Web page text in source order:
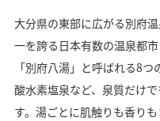
大分県の東部に広がる別府
一を誇る日本有数の温泉都
「別府八湯」と呼ばれる8
酸水素塩泉など、泉質だけ
す。湯ごとに肌触りも香り